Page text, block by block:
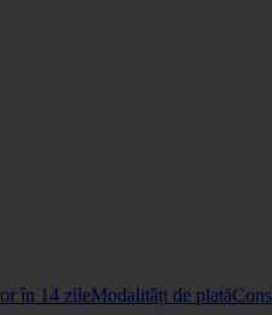
în 14 zileModalități de plată